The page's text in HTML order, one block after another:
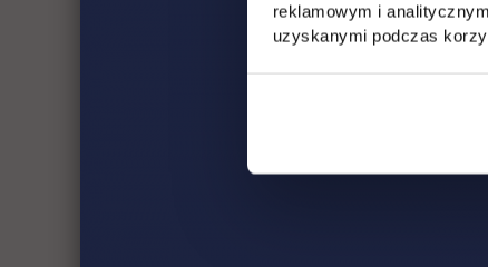
reklamowym i
uzyskanymi podczas